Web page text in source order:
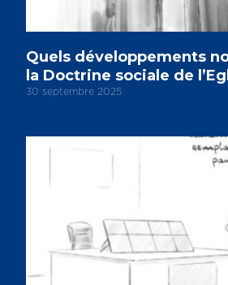
Quels développements
la Doctrine sociale de
30 septembre 2025